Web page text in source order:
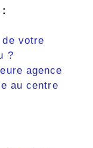
votre
?
agence
au centre